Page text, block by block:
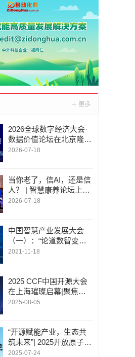
2026全球数字经济大会·
数据价值论坛在北京隆重
举行
2026-07-18
当你老了，信AI，还是信
人？ | 智慧康养论坛上，
这个问题激辩了数个小时
2026-07-18
中国智慧产业发展大会
（一）：“论道数智变革”
暨“智选平台”发布仪式将
2021-11-18
2025 CCF中国开源大会
在上海璀璨启幕|聚焦开
源操作系统、开源芯片、
2025-08-05
“开源赋能产业，生态共
筑未来”| 2025开放原子开
源生态大会在京开幕|熊
2025-07-24